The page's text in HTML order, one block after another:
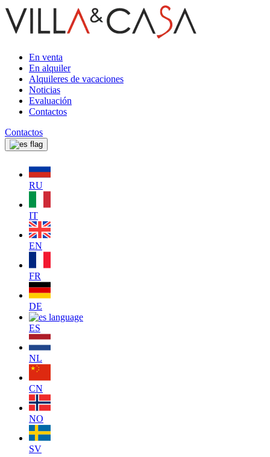
En venta
En alquiler
Alquileres de vacaciones
Noticias
Evaluación
Contactos
Contactos
RU
IT
EN
FR
DE
ES
NL
CN
NO
SV